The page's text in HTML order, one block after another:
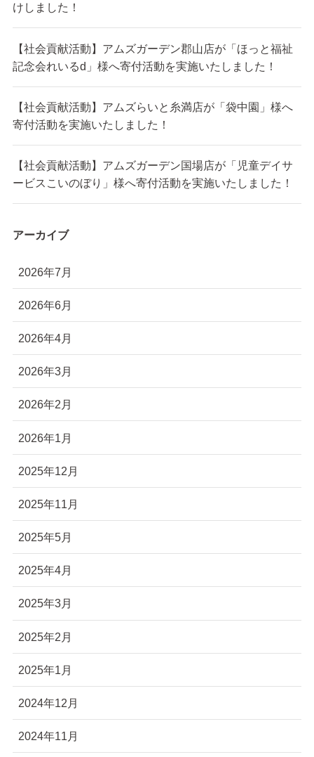
けしました！
【社会貢献活動】アムズガーデン郡山店が「ほっと福祉
記念会れいるd」様へ寄付活動を実施いたしました！
【社会貢献活動】アムズらいと糸満店が「袋中園」様へ
寄付活動を実施いたしました！
【社会貢献活動】アムズガーデン国場店が「児童デイサ
ービスこいのぼり」様へ寄付活動を実施いたしました！
アーカイブ
2026年7月
2026年6月
2026年4月
2026年3月
2026年2月
2026年1月
2025年12月
2025年11月
2025年5月
2025年4月
2025年3月
2025年2月
2025年1月
2024年12月
2024年11月